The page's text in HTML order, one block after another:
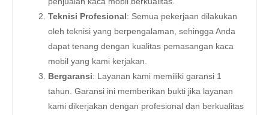
Teknisi Profesional : Semua pekerjaan dilakukan
oleh teknisi yang berpengalaman, sehingga Anda
dapat tenang dengan kualitas pemasangan kaca
mobil yang kami kerjakan.
Bergaransi: Layanan kami memiliki garansi 1
tahun. Garansi ini memberikan bukti jika layanan
kami dikerjakan dengan profesional dan berkualitas